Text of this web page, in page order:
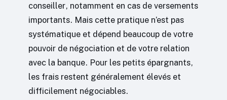
conseiller, notamment en cas de versements
importants. Mais cette pratique n’est pas
systématique et dépend beaucoup de votre
pouvoir de négociation et de votre relation
avec la banque. Pour les petits épargnants,
les frais restent généralement élevés et
difficilement négociables.